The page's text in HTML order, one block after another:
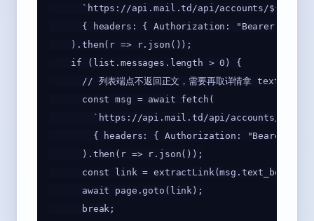
`https://api.mail.td/api/accounts/
{ headers: { Authorization: "Bearer
    ).then(r => r.json());
    if (list.messages.length > 0) {
      // 列表端点不返回正文，需要再取详情拿 text_body
      const msg = await fetch(
`https://api.mail.td/api/accounts/
{ headers: { Authorization: "Bearer
      ).then(r => r.json());
      const link = extractLink(msg.text_body);
      await page.goto(link);
      break;